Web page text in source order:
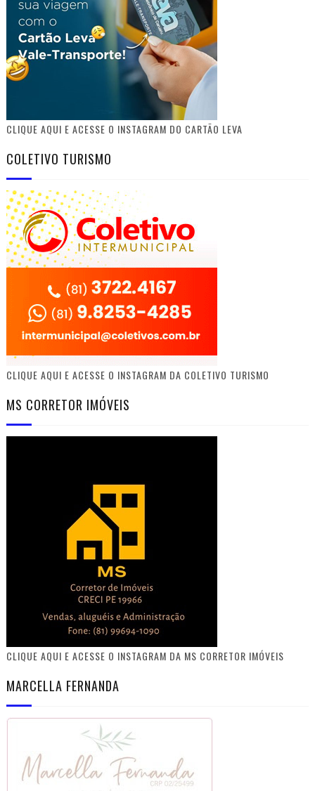
CLIQUE AQUI E ACESSE O INSTAGRAM DO CARTÃO LEVA
COLETIVO TURISMO
CLIQUE AQUI E ACESSE O INSTAGRAM DA COLETIVO TURISMO
MS CORRETOR IMÓVEIS
CLIQUE AQUI E ACESSE O INSTAGRAM DA MS CORRETOR IMÓVEIS
MARCELLA FERNANDA